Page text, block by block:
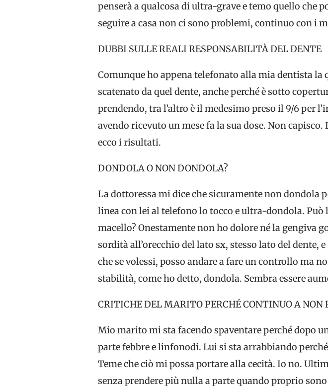
penserà a qualcosa di ultra-grave e temo quello che
seguire a casa non ci sono problemi, continuo con i
DUBBI SULLE REALI RESPONSABILITÀ DEL DENTE
Comunque ho appena telefonato alla mia dentista
scatenato da quel dente, anche perché è sotto
prendendo, tra l’altro è il medesimo preso il 9/6 per
avendo ricevuto un mese fa la sua dose. Non
ecco i risultati.
DONDOLA O NON DONDOLA?
La dottoressa mi dice che sicuramente non dondola
linea con lei al telefono lo tocco e ultra-dondola.
macello? Onestamente non ho dolore né la gengiva
sordità all’orecchio del lato sx, stesso lato del dente,
che se volessi, posso andare a fare un controllo ma
stabilità, come ho detto, dondola. Sembra essere
CRITICHE DEL MARITO PERCHÉ CONTINUO A NON
Mio marito mi sta facendo spaventare perché dopo
parte febbre e linfonodi. Lui si sta arrabbiando
Teme che ciò mi possa portare alla cecità. Io no.
senza prendere più nulla a parte quando proprio